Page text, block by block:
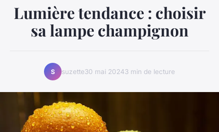
Lumière tendance : choisir
sa lampe champignon
S suzette30 mai 20243 min de lecture